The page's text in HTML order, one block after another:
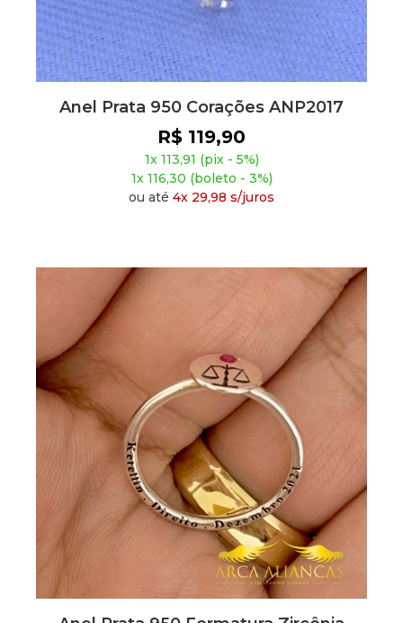
Anel Prata 950 Corações ANP2017
R$ 119,90
1x 113,91 (pix - 5%)
1x 116,30 (boleto - 3%)
ou até 4x 29,98 s/juros